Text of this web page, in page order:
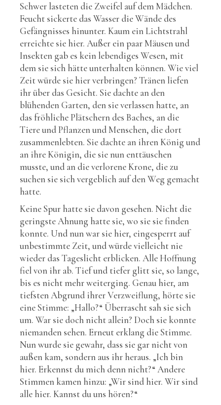
Schwer lasteten die Zweifel auf dem Mädchen.
Feucht sickerte das Wasser die Wände des
Gefängnisses hinunter. Kaum ein Lichtstrahl
erreichte sie hier. Außer ein paar Mäusen und
Insekten gab es kein lebendiges Wesen, mit
dem sie sich hätte unterhalten können. Wie viel
Zeit würde sie hier verbringen? Tränen liefen
ihr über das Gesicht. Sie dachte an den
blühenden Garten, den sie verlassen hatte, an
das fröhliche Plätschern des Baches, an die
Tiere und Pflanzen und Menschen, die dort
zusammenlebten. Sie dachte an ihren König und
an ihre Königin, die sie nun enttäuschen
musste, und an die verlorene Krone, die zu
suchen sie sich vergeblich auf den Weg gemacht
hatte.
Keine Spur hatte sie davon gesehen. Nicht die
geringste Ahnung hatte sie, wo sie sie finden
konnte. Und nun war sie hier, eingesperrt auf
unbestimmte Zeit, und würde vielleicht nie
wieder das Tageslicht erblicken. Alle Hoffnung
fiel von ihr ab. Tief und tiefer glitt sie, so lange,
bis es nicht mehr weiterging. Genau hier, am
tiefsten Abgrund ihrer Verzweiflung, hörte sie
eine Stimme: „Hallo?“ Überrascht sah sie sich
um. War sie doch nicht allein? Doch sie konnte
niemanden sehen. Erneut erklang die Stimme.
Nun wurde sie gewahr, dass sie gar nicht von
außen kam, sondern aus ihr heraus. „Ich bin
hier. Erkennst du mich denn nicht?“ Andere
Stimmen kamen hinzu: „Wir sind hier. Wir sind
alle hier. Kannst du uns hören?“